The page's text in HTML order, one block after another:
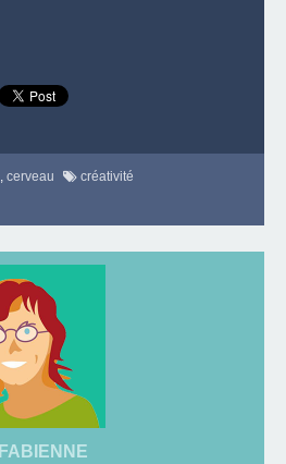
, cerveau créativité
FABIENNE